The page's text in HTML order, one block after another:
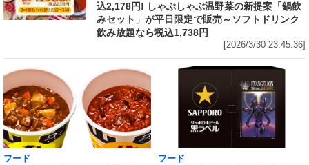
込2,178円! しゃぶしゃぶ温野菜の新提案「鍋飲
みセット」が平日限定で販売～ソフトドリンク
飲み放題なら税込1,738円
[2026/3/30 23:45:36]
フード フード